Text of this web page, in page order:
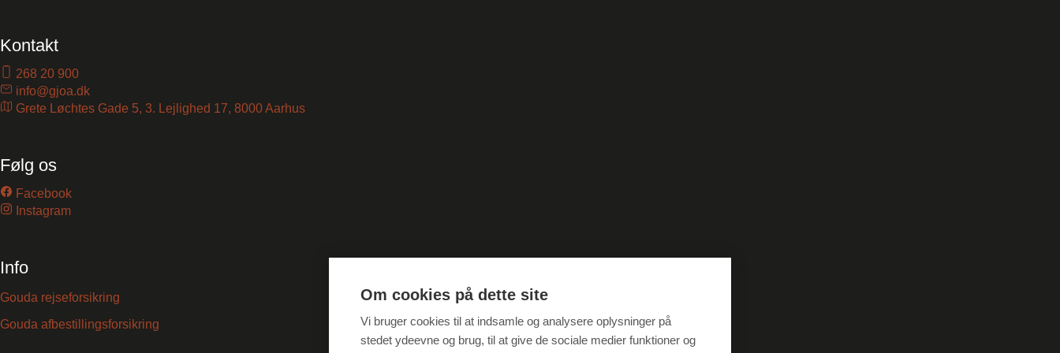
Kontakt
268 20 900
info@gjoa.dk
Grete Løchtes Gade 5, 3. Lejlighed 17, 8000 Aarhus
Følg os
Facebook
Instagram
Info
Gouda rejseforsikring
Gouda afbestillingsforsikring
Om cookies på dette site
Vi bruger cookies til at indsamle og analysere oplysninger på
stedet ydeevne og brug, til at give de sociale medier funktioner og